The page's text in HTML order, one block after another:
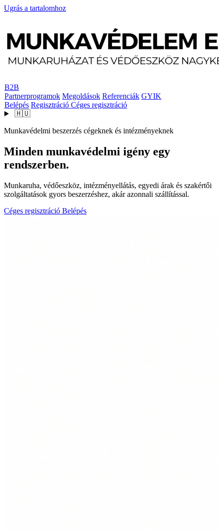
Ugrás a tartalomhoz
B2B
Partnerprogramok Megoldások Referenciák GYIK
Belépés Regisztráció Céges regisztráció
🇭🇺
Munkavédelmi beszerzés cégeknek és intézményeknek
Minden munkavédelmi igény egy
rendszerben.
Munkaruha, védőeszköz, intézményellátás, egyedi árak és szakértői
szolgáltatások gyors beszerzéshez, akár azonnali szállítással.
Céges regisztráció Belépés